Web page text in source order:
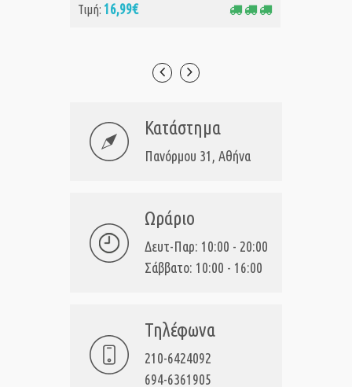
Τιμή: 16,99€
Κατάστημα
Πανόρμου 31, Αθήνα
Ωράριο
Δευτ-Παρ: 10:00 - 20:00
Σάββατο: 10:00 - 16:00
Τηλέφωνα
210-6424092
694-6361905